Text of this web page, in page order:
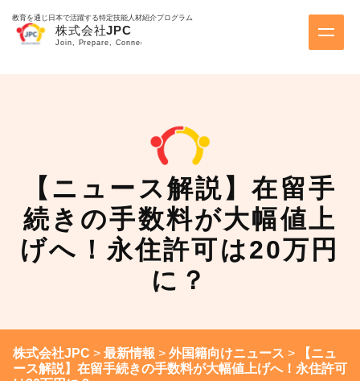
教育を通じ日本で活躍する特定技能人材紹介プログラム
【ニュース解説】在留手
続きの手数料が大幅値上
げへ！永住許可は20万円
に？
株式会社JPC > 最新情報 > 外国籍向けニュース >
【ニュ
ース解説】在留手続きの手数料が大幅値上げへ！永住許可